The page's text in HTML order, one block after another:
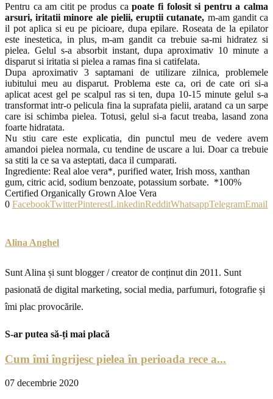
Pentru ca am citit pe produs capoate fi folosit si pentru a calma
arsuri, iritatii minore ale pielii, eruptii cutanate, m-am gandit ca
il pot aplica si eu pe picioare, dupa epilare. Roseata de la epilator
este inestetica, in plus, m-am gandit ca trebuie sa-mi hidratez si
pielea. Gelul s-a absorbit instant, dupa aproximativ 10 minute a
disparut si iritatia si pielea a ramas fina si catifelata.
Dupa aproximativ 3 saptamani de utilizare zilnica, problemele
iubitului meu au disparut. Problema este ca, ori de cate ori si-a
aplicat acest gel pe scalpul ras si ten, dupa 10-15 minute gelul s-a
transformat intr-o pelicula fina la suprafata pielii, aratand ca un sarpe
care isi schimba pielea. Totusi, gelul si-a facut treaba, lasand zona
foarte hidratata.
Nu stiu care este explicatia, din punctul meu de vedere avem
amandoi pielea normala, cu tendine de uscare a lui. Doar ca trebuie
sa stiti la ce sa va asteptati, daca il cumparati.
Ingrediente: Real aloe vera*, purified water, Irish moss, xanthan
gum, citric acid, sodium benzoate, potassium sorbate. *100%
Certified Organically Grown Aloe Vera
0 FacebookTwitterPinterestLinkedinRedditWhatsappTelegramEmail
Alina Anghel
Sunt Alina și sunt blogger / creator de conținut din 2011. Sunt
pasionată de digital marketing, social media, parfumuri, fotografie și
îmi plac provocările.
S-ar putea să-ți mai placă
Cum îmi îngrijesc pielea în perioada rece a...
07 decembrie 2020